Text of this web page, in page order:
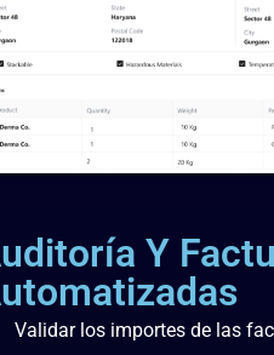
Y
Validar los importes de las